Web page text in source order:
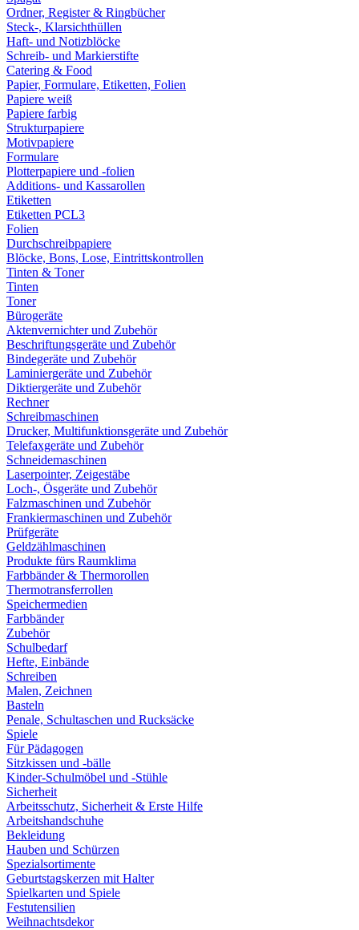
Ordner, Register & Ringbücher
Steck-, Klarsichthüllen
Haft- und Notizblöcke
Schreib- und Markierstifte
Catering & Food
Papier, Formulare, Etiketten, Folien
Papiere weiß
Papiere farbig
Strukturpapiere
Motivpapiere
Formulare
Plotterpapiere und -folien
Additions- und Kassarollen
Etiketten
Etiketten PCL3
Folien
Durchschreibpapiere
Blöcke, Bons, Lose, Eintrittskontrollen
Tinten & Toner
Tinten
Toner
Bürogeräte
Aktenvernichter und Zubehör
Beschriftungsgeräte und Zubehör
Bindegeräte und Zubehör
Laminiergeräte und Zubehör
Diktiergeräte und Zubehör
Rechner
Schreibmaschinen
Drucker, Multifunktionsgeräte und Zubehör
Telefaxgeräte und Zubehör
Schneidemaschinen
Laserpointer, Zeigestäbe
Loch-, Ösgeräte und Zubehör
Falzmaschinen und Zubehör
Frankiermaschinen und Zubehör
Prüfgeräte
Geldzählmaschinen
Produkte fürs Raumklima
Farbbänder & Thermorollen
Thermotransferrollen
Speichermedien
Farbbänder
Zubehör
Schulbedarf
Hefte, Einbände
Schreiben
Malen, Zeichnen
Basteln
Penale, Schultaschen und Rucksäcke
Spiele
Für Pädagogen
Sitzkissen und -bälle
Kinder-Schulmöbel und -Stühle
Sicherheit
Arbeitsschutz, Sicherheit & Erste Hilfe
Arbeitshandschuhe
Bekleidung
Hauben und Schürzen
Spezialsortimente
Geburtstagskerzen mit Halter
Spielkarten und Spiele
Festutensilien
Weihnachtsdekor